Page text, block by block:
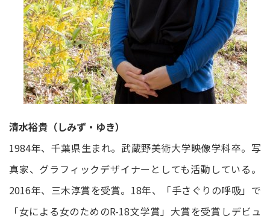
清水裕貴（しみず・ゆき）
1984年、千葉県生まれ。武蔵野美術大学映像学科卒。写
真家、グラフィックデザイナーとしても活動している。
2016年、三木淳賞を受賞。18年、「手さぐりの呼吸」で
「女による女のためのR-18文学賞」大賞を受賞しデビュ